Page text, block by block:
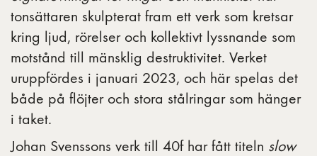
tonsättaren skulpterat fram ett verk som kretsar
kring ljud, rörelser och kollektivt lyssnande som
motstånd till mänsklig destruktivitet. Verket
uruppfördes i januari 2023, och här spelas det
både på flöjter och stora stålringar som hänger
i taket.
Johan Svenssons verk till 40f har fått titeln slow